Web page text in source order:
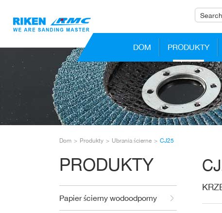
DOM PRODUKTY
Dom Produkty Ubrania ścierne CJ25
PRODUKTY
Papier ścierny wodoodporny